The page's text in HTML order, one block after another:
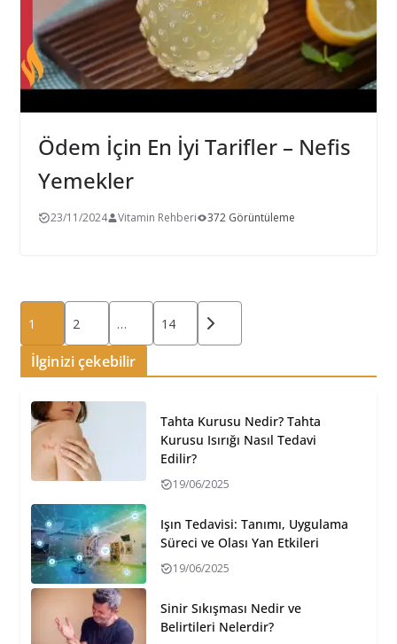
Ödem İçin En İyi Tarifler – Nefis
Yemekler
23/11/2024 Vitamin Rehberi 372 Görüntüleme
sayfalaması
1 2 … 14
İlginizi çekebilir
Tahta Kurusu Nedir? Tahta
Kurusu Isırığı Nasıl Tedavi
Edilir?
19/06/2025
Işın Tedavisi: Tanımı, Uygulama
Süreci ve Olası Yan Etkileri
19/06/2025
Sinir Sıkışması Nedir ve
Belirtileri Nelerdir?